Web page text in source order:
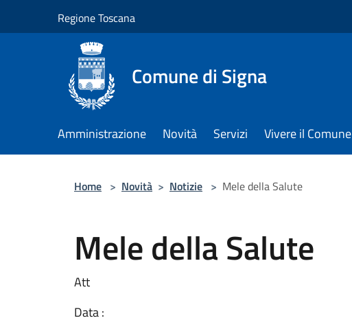
Regione Toscana
Comune di Signa
Amministrazione Novità Servizi Vivere il Comune
Home > Novità > Notizie > Mele della Salute
Mele della Salute
Att
Data :